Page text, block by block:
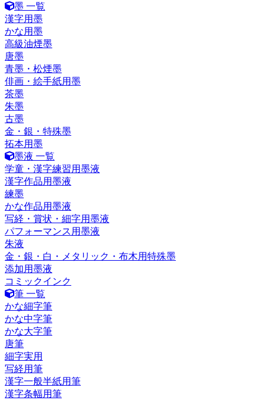
墨 一覧
漢字用墨
かな用墨
高級油煙墨
唐墨
青墨・松煙墨
俳画・絵手紙用墨
茶墨
朱墨
古墨
金・銀・特殊墨
拓本用墨
墨液 一覧
学童・漢字練習用墨液
漢字作品用墨液
練墨
かな作品用墨液
写経・賞状・細字用墨液
パフォーマンス用墨液
朱液
金・銀・白・メタリック・布木用特殊墨
添加用墨液
コミックインク
筆 一覧
かな細字筆
かな中字筆
かな大字筆
唐筆
細字実用
写経用筆
漢字一般半紙用筆
漢字条幅用筆